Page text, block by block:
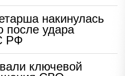
накинулась
после удара
РФ
ключевой